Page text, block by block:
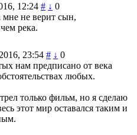
12:24 # ↓ 0
не верит сын,
река.
23:54 # ↓ 0
нам предписано от века
любых.
только фильм, но я сделаю
этот мир оставался таким и